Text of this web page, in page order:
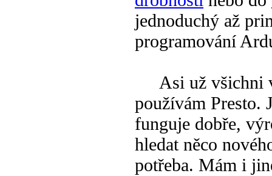
jednoduchý až
programování
Asi už všichni
používám Presto.
funguje dobře,
hledat něco
potřeba. Mám i